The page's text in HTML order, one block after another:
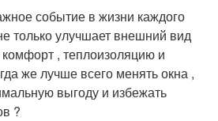
событие в жизни каждого
только улучшает внешний вид
, теплоизоляцию и
же лучше всего менять окна ,
выгоду и избежать
?